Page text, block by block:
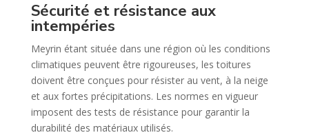
Sécurité et résistance aux
intempéries
Meyrin étant située dans une région où les conditions
climatiques peuvent être rigoureuses, les toitures
doivent être conçues pour résister au vent, à la neige
et aux fortes précipitations. Les normes en vigueur
imposent des tests de résistance pour garantir la
durabilité des matériaux utilisés.